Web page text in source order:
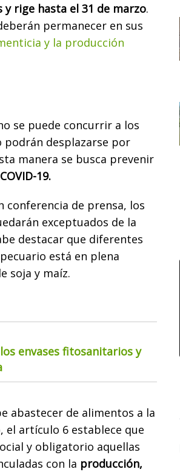
y rige hasta el 31 de marzo.
permanecer en sus
y la producción
se puede concurrir a los
podrán desplazarse por
manera se busca prevenir
19.
conferencia de prensa, los
exceptuados de la
destacar que diferentes
está en plena
soja y maíz.
envases fitosanitarios y
abastecer de alimentos a la
el artículo 6 establece que
y obligatorio aquellas
con la producción,